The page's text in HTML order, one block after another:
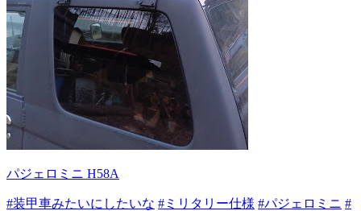
パジェロミニ H58A
#装甲車みたいにしたいな #ミリタリー仕様 #パジェロミニ #